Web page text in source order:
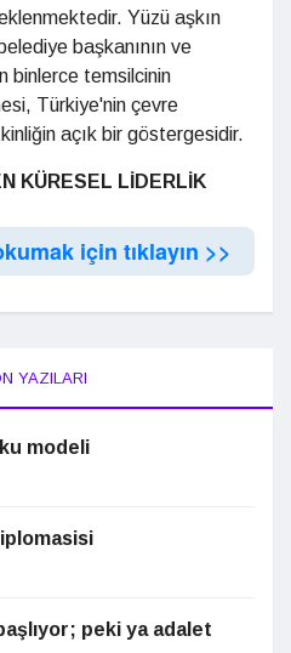
Yüzü aşkın
başkanının ve
binlerce temsilcinin
Türkiye'nin çevre
açık bir göstergesidir.
KÜRESEL LİDERLİK
için tıklayın >>
YAZILARI
modeli
peki ya adalet